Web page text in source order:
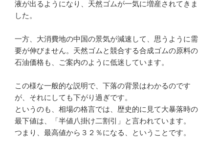
液が出るようになり、天然ゴムが一気に増産されてきま
した。
一方、大消費地の中国の景気が減速して、思うように需
要が伸びません。天然ゴムと競合する合成ゴムの原料の
石油価格も、ご案内のように低迷しています。
この様な一般的な説明で、下落の背景はわかるのです
が、それにしても下がり過ぎです。
というのも、相場の格言では、歴史的に見て大暴落時の
最下値は、「半値八掛け二割引」と言われています。
つまり、最高値から３２％になる、ということです。